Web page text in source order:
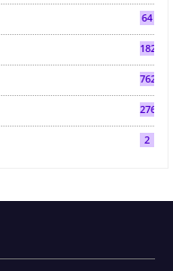
64
182
7624
2763
2